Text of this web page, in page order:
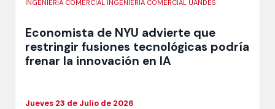
INGENIERÍA COMERCIAL INGENIERIA COMERCIAL UANDES
Economista de NYU advierte que
restringir fusiones tecnológicas podría
frenar la innovación en IA
Jueves 23 de Julio de 2026